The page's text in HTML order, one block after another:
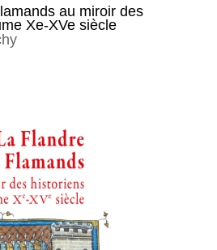
Révolution et XIXe siècle
Thématiques
au miroir des
Xe-XVe siècle